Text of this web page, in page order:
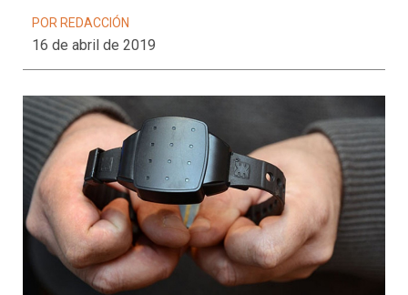
POR REDACCIÓN
16 de abril de 2019